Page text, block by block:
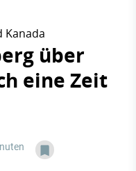
Kanada
über
eine Zeit